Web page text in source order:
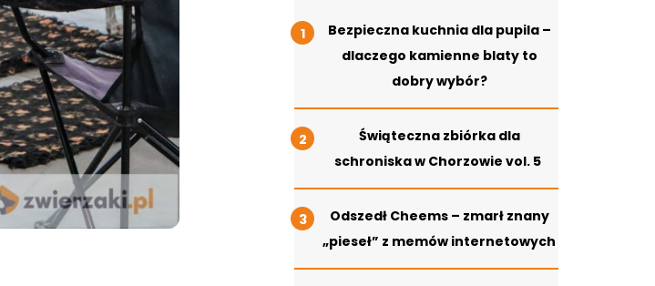
Bezpieczna kuchnia dla pupila –
dlaczego kamienne blaty to
dobry wybór?
Świąteczna zbiórka dla
schroniska w Chorzowie vol. 5
Odszedł Cheems – zmarł znany
„pieseł” z memów internetowych